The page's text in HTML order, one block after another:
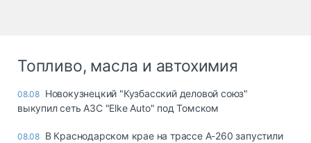
Топливо, масла и автохимия
08.08 Новокузнецкий "Кузбасский деловой союз"
выкупил сеть АЗС "Elke Auto" под Томском
08.08 В Краснодарском крае на трассе А-260 запустили